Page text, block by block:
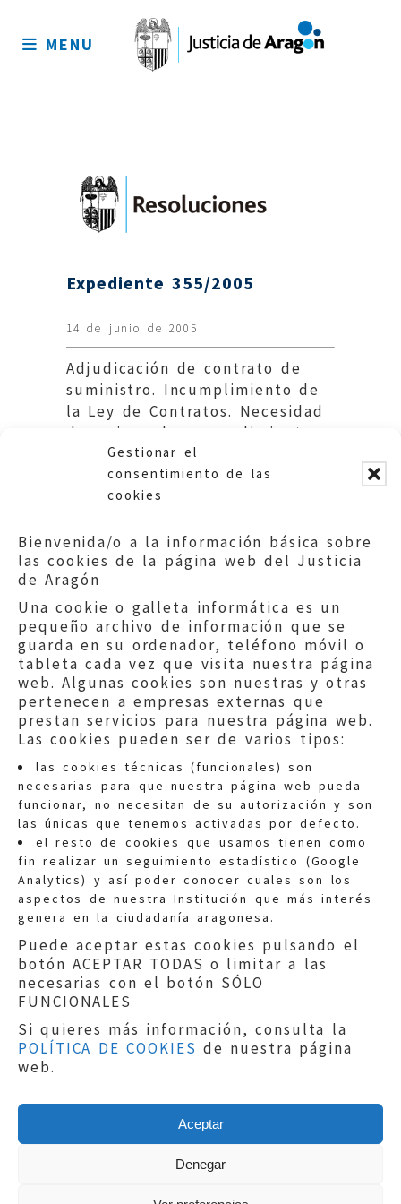
Gestionar el
consentimiento de las
cookies
Bienvenida/o a la información básica sobre
las cookies de la página web del Justicia
de Aragón
Una cookie o galleta informática es un
pequeño archivo de información que se
guarda en su ordenador, teléfono móvil o
tableta cada vez que visita nuestra página
web. Algunas cookies son nuestras y otras
pertenecen a empresas externas que
prestan servicios para nuestra página web.
Las cookies pueden ser de varios tipos:
las cookies técnicas (funcionales) son
necesarias para que nuestra página web pueda
funcionar, no necesitan de su autorización y son
las únicas que tenemos activadas por defecto.
el resto de cookies que usamos tienen como
fin realizar un seguimiento estadístico (Google
Analytics) y así poder conocer cuales son los
aspectos de nuestra Institución que más interés
genera en la ciudadanía aragonesa.
Puede aceptar estas cookies pulsando el
botón ACEPTAR TODAS o limitar a las
necesarias con el botón SÓLO
FUNCIONALES
Si quieres más información, consulta la
POLÍTICA DE COOKIES de nuestra página
web.
Aceptar
Denegar
sitio
MENU
Expediente 355/2005
14 de junio de 2005
Adjudicación de contrato de
suministro. Incumplimiento de
la Ley de Contratos. Necesidad
de mejorar los procedimientos.
Ayuntamiento de Tarazona.
Quejas:quejas@eljusticiadearagon.es
Información general:
informacion@eljusticiadearagon.es
Teléfonos:900 210 210/
Aviso legal|Política de privacidad|
Protección de Datos
Política de cookies
Copyright © 2019El Justicia de Aragón|
Sephor Consulting